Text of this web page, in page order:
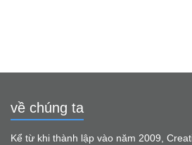
về chúng ta
Kể từ khi thành lập vào năm 2009,